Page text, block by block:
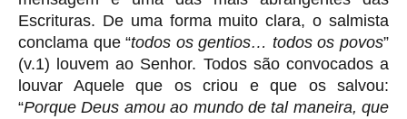
Escrituras. De uma forma muito clara, o salmista
conclama que “todos os gentios… todos os povos”
(v.1) louvem ao Senhor. Todos são convocados a
louvar Aquele que os criou e que os salvou:
“Porque Deus amou ao mundo de tal maneira, que